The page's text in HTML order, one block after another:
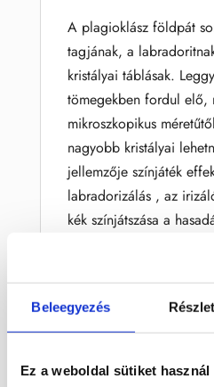
Beleegyezés
Ez a weboldal sütiket használ
A plagioklász földpát
tagjának, a
kristályai táblásak.
tömegekben fordul elő,
mikroszkopikus
nagyobb kristályai
jellemzője színjáték
labradorizálás , az
kék színjátszása a
labradorizáló
drágakőként
vegyi elkülönüléskor, az
másik földpát vékony
labradorit alapszíne